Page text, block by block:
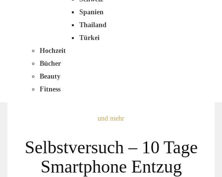
Spanien
Thailand
Türkei
Hochzeit
Bücher
Beauty
Fitness
und mehr
Selbstversuch – 10 Tage
Smartphone Entzug